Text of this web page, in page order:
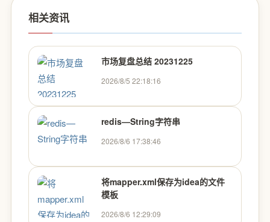
相关资讯
市场复盘总结 20231225
2026/8/5 22:18:16
redis—String字符串
2026/8/6 17:38:46
将mapper.xml保存为idea的文件
模板
2026/8/6 12:29:09